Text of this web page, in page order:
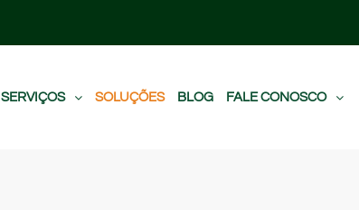
SERVIÇOS SOLUÇÕES BLOG FALE CONOSCO